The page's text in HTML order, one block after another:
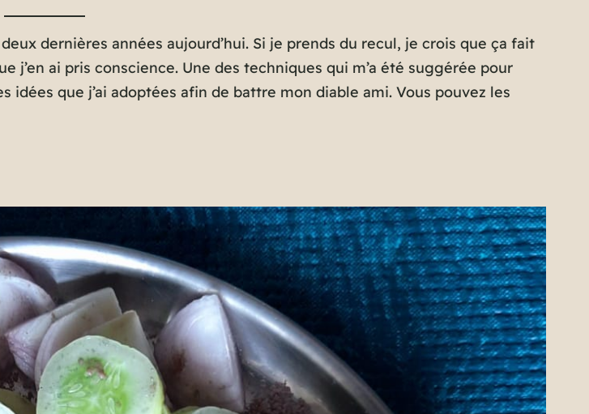
dernières années aujourd’hui. Si je prends du recul, je crois que ça fait
j’en ai pris conscience. Une des techniques qui m’a été suggérée pour
idées que j’ai adoptées afin de battre mon diable ami. Vous pouvez les